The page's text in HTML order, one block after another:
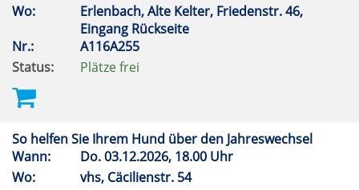
Wo:
Erlenbach, Alte Kelter, Friedenstr. 46,
Eingang Rückseite
Nr.:
A116A255
Status:
Plätze frei
So helfen Sie Ihrem Hund über den Jahreswechsel
Wann:
Do.03.12.2026, 18.00 Uhr
Wo:
vhs, Cäcilienstr. 54